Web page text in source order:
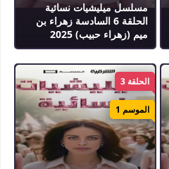
مسلسل ميليشيات نسائية
الحلقة 6 السادسة زهراء بن
ميم (زهراء حبيب) 2025
الحلقة 3
الموسم 1